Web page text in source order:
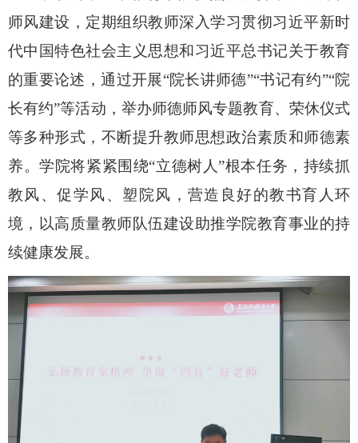
师风建设 ， 定期组织教师深入学习贯彻习近平新时
代中国特色社会主义思想和习近平总书记关于教育
的重要论述，通过开展“院长讲师德”“书记有约”“院
长有约”等活动， 举办师德师风专题教育、荣休仪式
等多种形式，不断提升教师思想政治素质和师德素
养。学院将紧紧围绕“立德树人”根本任务 ，持续抓
教风、促学风、 塑院风，营造良好的教书育人环
境 ， 以高质量教师队伍建设助推学院教育事业的持
续健康发展。